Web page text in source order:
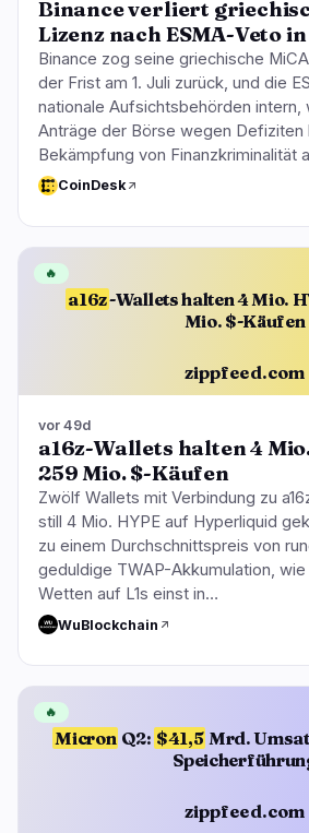
Binance verliert
Lizenz nach ESMA-Veto
Binance zog seine griechische
der Frist am 1. Juli zurück, und die
nationale Aufsichtsbehörden intern,
Anträge der Börse wegen Defiziten
Bekämpfung von Finanzkriminalität
CoinDesk
a16z-Wallets halten 4 Mio.
Mio. $-Käufen
zippfeed.com
🔥
vor 49d
a16z-Wallets halten 4
259 Mio. $-Käufen
Zwölf Wallets mit Verbindung zu
still 4 Mio. HYPE auf Hyperliquid
zu einem Durchschnittspreis von
geduldige TWAP-Akkumulation, wie
Wetten auf L1s einst in…
WuBlockchain
Micron Q2: $41,5 Mrd.
zippfeed.com
🔥